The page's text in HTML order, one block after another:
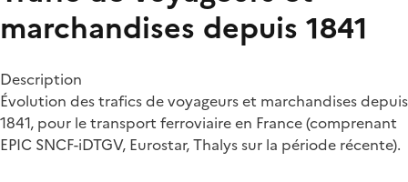
marchandises depuis 1841
Description
Évolution des trafics de voyageurs et marchandises depuis
1841, pour le transport ferroviaire en France (comprenant
EPIC SNCF-iDTGV, Eurostar, Thalys sur la période récente).